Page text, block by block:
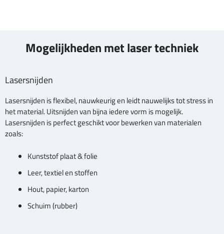
Mogelijkheden met laser techniek
Lasersnijden
Lasersnijden is flexibel, nauwkeurig en leidt nauwelijks tot stress in
het material. Uitsnijden van bijna iedere vorm is mogelijk.
Lasersnijden is perfect geschikt voor bewerken van materialen
zoals:
Kunststof plaat & folie
Leer, textiel en stoffen
Hout, papier, karton
Schuim (rubber)